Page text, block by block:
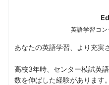
英語学習コ
あなたの英語学習、より充実
高校3年時、センター模試英
数を伸ばした経験があります